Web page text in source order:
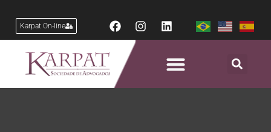
Karpat On-line